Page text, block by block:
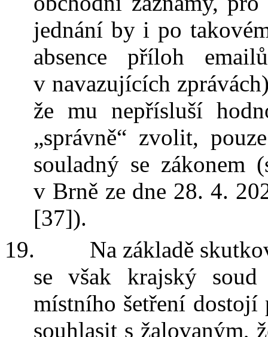
jednání by i po
absence příloh
v navazujících
že mu nepřísluší
„správně“ zvolit,
souladný se zákonem
v Brně ze dne 28. 4.
[37]).
19.
Na základě
se však krajský soud
místního šetření dostojí
souhlasit s žalovaným,